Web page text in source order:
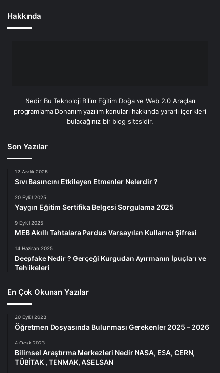
Hakkında
Nedir Bu Teknoloji Bilim Eğitim Doğa ve Web 2.0 Araçları
programlama Donanım yazılım konuları hakkında yararlı içerikleri
bulacağınız bir blog sitesidir.
Son Yazılar
12 Aralık 2025
Sıvı Basıncını Etkileyen Etmenler Nelerdir ?
20 Eylül 2025
Yaygın Eğitim Sertifika Belgesi Sorgulama 2025
9 Eylül 2025
MEB Akıllı Tahtalara Pardus Varsayılan Kullanıcı Şifresi
14 Haziran 2025
Deepfake Nedir ? Gerçeği Kurgudan Ayırmanın İpuçları ve
Tehlikeleri
En Çok Okunan Yazılar
20 Eylül 2023
Öğretmen Dosyasında Bulunması Gerekenler 2025 – 2026
4 Ocak 2023
Bilimsel Araştırma Merkezleri Nedir NASA, ESA, CERN,
TÜBİTAK , TENMAK, ASELSAN